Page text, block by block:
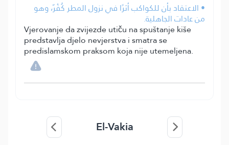
• الاعتقاد بأن للكواكب أثرًا في نزول المطر كُفْرٌ، وهو
من عادات الجاهلية.
Vjerovanje da zvijezde utiču na spuštanje kiše
predstavlja djelo nevjerstva i smatra se
predislamskom praksom koja nije utemeljena.
El-Vakia